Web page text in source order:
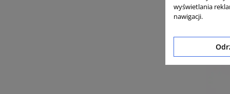
wyświetlania
nawigacji.